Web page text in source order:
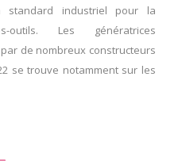
standard industriel pour la
outils. Les
génératrices
de nombreux constructeurs
se trouve notamment sur les